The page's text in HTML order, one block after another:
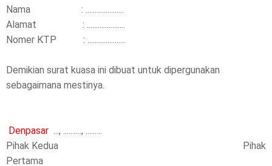
Nama : .....................
Alamat : .....................
Nomer KTP : .....................
Demikian surat kuasa ini dibuat untuk dipergunakan
sebagaimana mestinya.
Denpasar ..., .........., .........
Pihak Kedua Pihak
Pertama